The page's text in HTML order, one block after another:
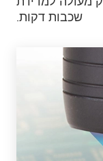
שכבות דקות.